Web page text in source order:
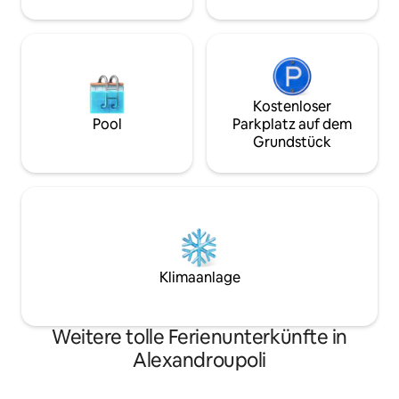
Pool
Kostenloser
Parkplatz auf dem
Grundstück
Klimaanlage
Weitere tolle Ferienunterkünfte in
Alexandroupoli